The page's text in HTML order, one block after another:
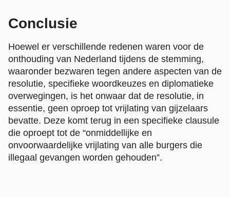
Conclusie
Hoewel er verschillende redenen waren voor de
onthouding van Nederland tijdens de stemming,
waaronder bezwaren tegen andere aspecten van de
resolutie, specifieke woordkeuzes en diplomatieke
overwegingen, is het onwaar dat de resolutie, in
essentie, geen oproep tot vrijlating van gijzelaars
bevatte. Deze komt terug in een specifieke clausule
die oproept tot de “onmiddellijke en
onvoorwaardelijke vrijlating van alle burgers die
illegaal gevangen worden gehouden”.